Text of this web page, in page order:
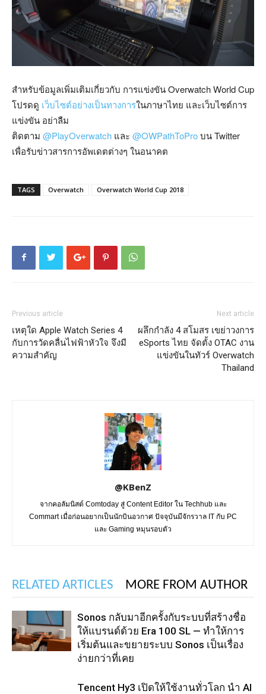
สำหรับข้อมูลเพิ่มเติมเกี่ยวกับ การแข่งขัน Overwatch World Cup
โปรดดู เว็บไซต์อย่างเป็นทางการในภาษาไทย และเว็บไซต์การ
แข่งขัน อย่าลืม
ติดตาม @PlayOverwatch และ @OWPathToProบน Twitter
เพื่อรับข่าวสารการอัพเดตต่างๆ ในอนาคต
TAGS Overwatch Overwatch World Cup 2018
Previous article
เหตุใด Apple Watch Series 4
กับการวัดคลื่นไฟฟ้าหัวใจ จึงมี
ความสำคัญ
Next article
ผลึกกำลัง 4 สโมสร เขย่าวงการ
eSports ไทย จัดตั้ง OTAC งาน
แข่งขันในทัวร์ Overwatch
Thailand
@KBenZ
จากคอลัมนิสต์ Comtoday สู่ Content Editor ใน Techhub และ
Commart เมื่อก่อนอยากเป็นนักบินอวกาศ ปัจจุบันมีจักรวาล IT กับ PC
และ Gaming หมุนรอบตัว
RELATED ARTICLES MORE FROM AUTHOR
Sonos กลับมาอีกครั้งกับระบบที่สร้างชื่อ
ให้แบรนด์ด้วย Era 100 SL — ทำให้การ
เริ่มต้นและขยายระบบ Sonos เป็นเรื่อง
ง่ายกว่าที่เคย
Tencent Hy3 เปิดให้ใช้งานทั่วโลก นำ AI